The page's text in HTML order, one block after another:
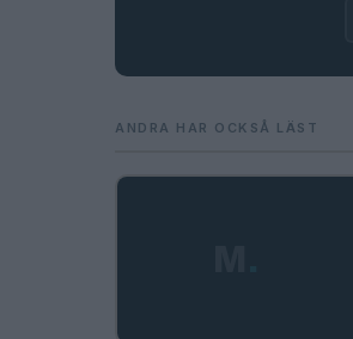
ANDRA HAR OCKSÅ LÄST